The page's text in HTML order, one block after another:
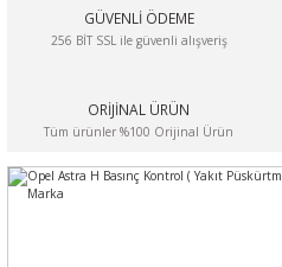
GÜVENLİ ÖDEME
256 BİT SSL ile güvenli alışveriş
ORİJİNAL ÜRÜN
Tüm ürünler %100 Orijinal Ürün